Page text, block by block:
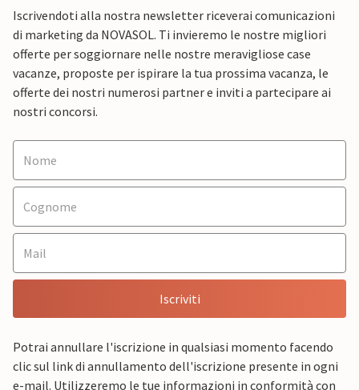
Iscrivendoti alla nostra newsletter riceverai comunicazioni
di marketing da NOVASOL. Ti invieremo le nostre migliori
offerte per soggiornare nelle nostre meravigliose case
vacanze, proposte per ispirare la tua prossima vacanza, le
offerte dei nostri numerosi partner e inviti a partecipare ai
nostri concorsi.
Iscriviti
Potrai annullare l'iscrizione in qualsiasi momento facendo
clic sul link di annullamento dell'iscrizione presente in ogni
e-mail. Utilizzeremo le tue informazioni in conformità con